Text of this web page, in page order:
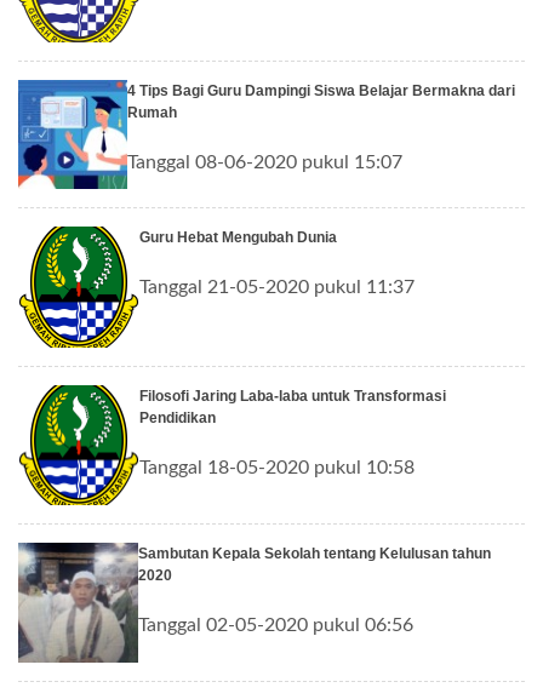
4 Tips Bagi Guru Dampingi Siswa Belajar Bermakna dari
Rumah
Tanggal 08-06-2020 pukul 15:07
Guru Hebat Mengubah Dunia
Tanggal 21-05-2020 pukul 11:37
Filosofi Jaring Laba-laba untuk Transformasi
Pendidikan
Tanggal 18-05-2020 pukul 10:58
Sambutan Kepala Sekolah tentang Kelulusan tahun
2020
Tanggal 02-05-2020 pukul 06:56